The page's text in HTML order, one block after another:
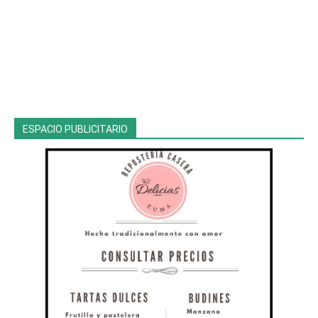
ESPACIO PUBLICITARIO